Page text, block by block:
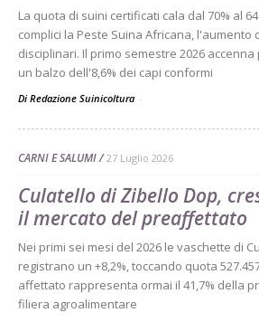
La quota di suini certificati cala dal 70% al
complici la Peste Suina Africana, l'aumento
disciplinari. Il primo semestre 2026
un balzo dell'8,6% dei capi conformi
Di Redazione Suinicoltura -
CARNI E SALUMI 27 Luglio 2026
Culatello di Zibello Dop,
il mercato del preaffettato
Nei primi sei mesi del 2026 le vaschette di
registrano un +8,2%, toccando quota
affettato rappresenta ormai il 41,7% della
filiera agroalimentare